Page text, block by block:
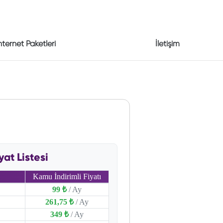
Paketleri İletişim
Listesi
Kamu İndirimli Fiyatı
99 ₺ / Ay
261,75 ₺ / Ay
349 ₺ / Ay